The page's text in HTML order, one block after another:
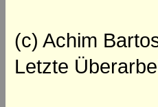
(c) Achim
Letzte